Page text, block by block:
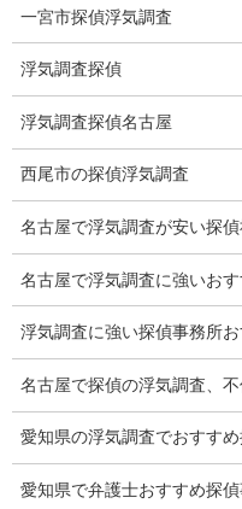
調査料金のご質問
調査員の人数（浮気調査
調査プランのご依頼の割
慰謝料の相場
離婚手続
探偵社の要点
有責配偶者からの離婚
浮気をする人
探偵社の選び方
浮気度チェック
一宮市探偵浮気調査
浮気調査探偵
浮気調査探偵名古屋
西尾市の探偵浮気調査
名古屋で浮気調査が安い探
名古屋で浮気調査に強いお
浮気調査に強い探偵事務所
名古屋で探偵の浮気調査、
愛知県の浮気調査でおすす
愛知県で弁護士おすすめ探